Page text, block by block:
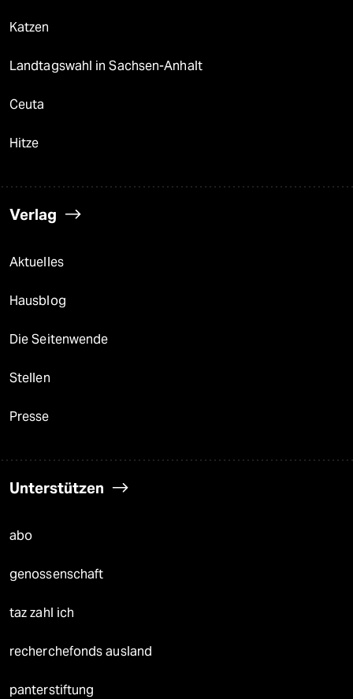
Katzen
Landtagswahl in Sachsen-Anhalt
Ceuta
Hitze
Verlag
Aktuelles
Hausblog
Die Seitenwende
Stellen
Presse
Unterstützen
abo
genossenschaft
taz zahl ich
recherchefonds ausland
panterstiftung